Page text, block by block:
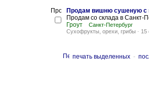
Продам вишню сушеную с
Продам со склада в Санкт-
Гроут
Санкт-Петербург
Сухофрукты, орехи, грибы - 15
печать выделенных -